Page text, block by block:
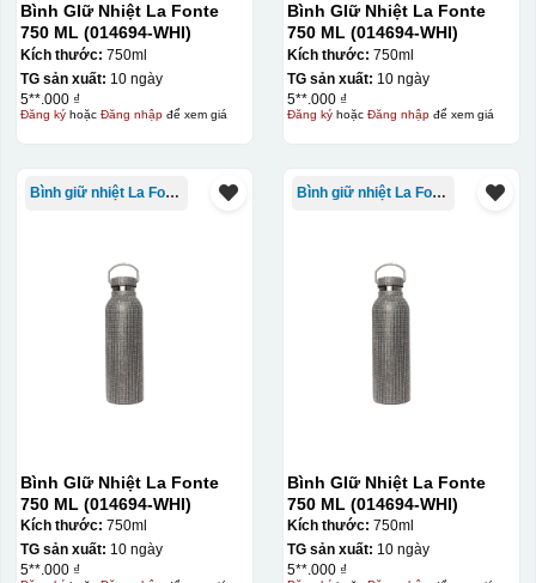
Bình GIữ Nhiệt La Fonte
750 ML (014694-WHI)
Kích thước: 750ml
TG sản xuất: 10 ngày
5**.000 ₫
Đăng kýhoặc Đăng nhậpđể xem giá
Bình GIữ Nhiệt La Fonte
750 ML (014694-WHI)
Kích thước: 750ml
TG sản xuất: 10 ngày
5**.000 ₫
Đăng kýhoặc Đăng nhậpđể xem giá
Bình giữ nhiệt La Fonte
Bình GIữ Nhiệt La Fonte
750 ML (014694-WHI)
Kích thước: 750ml
TG sản xuất: 10 ngày
5**.000 ₫
Bình giữ nhiệt La Fonte
Bình GIữ Nhiệt La Fonte
750 ML (014694-WHI)
Kích thước: 750ml
TG sản xuất: 10 ngày
5**.000 ₫